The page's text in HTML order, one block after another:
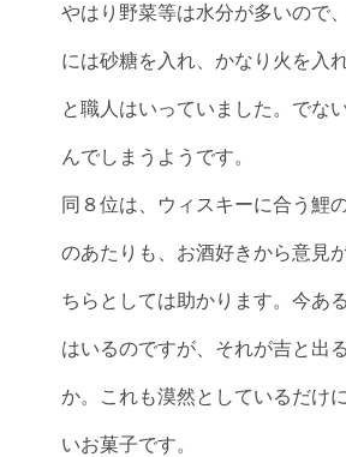
やはり野菜等は水分が多いので
には砂糖を入れ、かなり火を入
と職人はいっていました。でな
んでしまうようです。
同８位は、ウィスキーに合う鯉
のあたりも、お酒好きから意見
ちらとしては助かります。今あ
はいるのですが、それが吉と出
か。これも漠然としているだけ
いお菓子です。